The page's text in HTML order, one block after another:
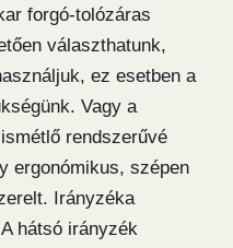
forgó-tolózáras
választhatunk,
ez esetben a
Vagy a
rendszerűvé
ergonómikus, szépen
Irányzéka
hátsó irányzék